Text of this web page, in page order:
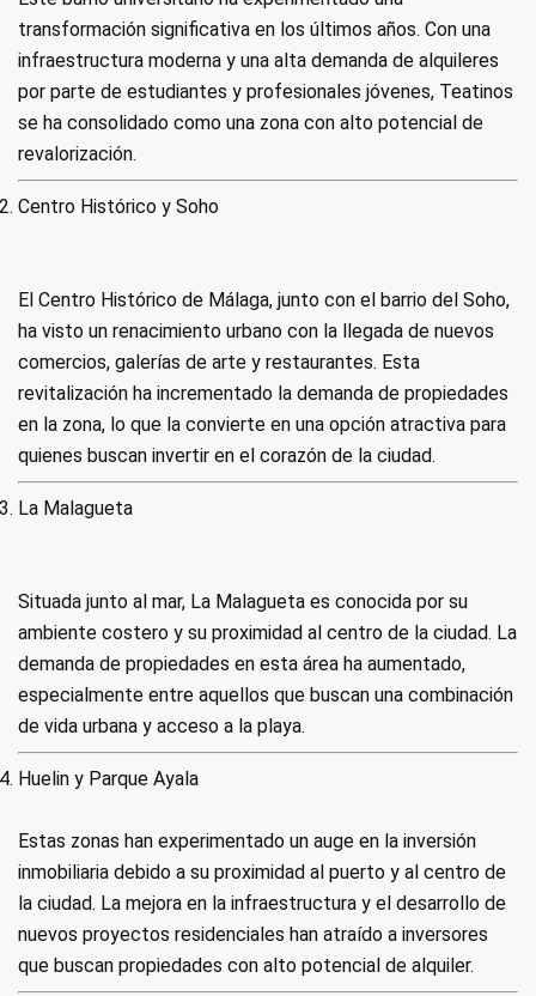
transformación significativa en los últimos años. Con una
infraestructura moderna y una alta demanda de alquileres
por parte de estudiantes y profesionales jóvenes, Teatinos
se ha consolidado como una zona con alto potencial de
revalorización.
Centro Histórico y Soho
El Centro Histórico de Málaga, junto con el barrio del Soho,
ha visto un renacimiento urbano con la llegada de nuevos
comercios, galerías de arte y restaurantes. Esta
revitalización ha incrementado la demanda de propiedades
en la zona, lo que la convierte en una opción atractiva para
quienes buscan invertir en el corazón de la ciudad.
La Malagueta
Situada junto al mar, La Malagueta es conocida por su
ambiente costero y su proximidad al centro de la ciudad. La
demanda de propiedades en esta área ha aumentado,
especialmente entre aquellos que buscan una combinación
de vida urbana y acceso a la playa.
Huelin y Parque Ayala
Estas zonas han experimentado un auge en la inversión
inmobiliaria debido a su proximidad al puerto y al centro de
la ciudad. La mejora en la infraestructura y el desarrollo de
nuevos proyectos residenciales han atraído a inversores
que buscan propiedades con alto potencial de alquiler.